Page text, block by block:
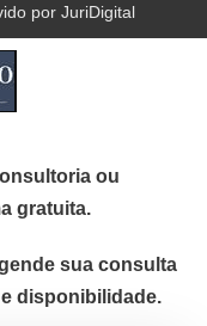
por JuriDigital
ou
gratuita.
sua consulta
disponibilidade.